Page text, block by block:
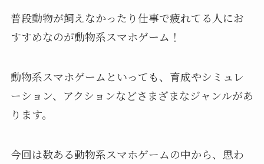
普段動物が飼えなかったり仕事で疲れてる人にお
すすめなのが動物系スマホゲーム！
動物系スマホゲームといっても、育成やシミュレ
ーション、アクションなどさまざまなジャンルがあ
ります。
今回は数ある動物系スマホゲームの中から、思わ